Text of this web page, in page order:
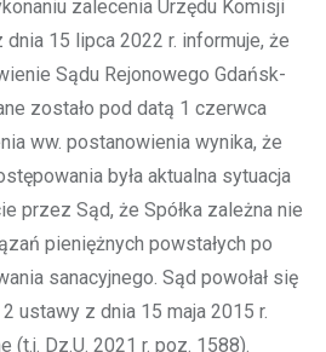
zalecenia Urzędu Komisji
15 lipca 2022 r. informuje, że
Sądu Rejonowego Gdańsk-
zostało pod datą 1 czerwca
ww. postanowienia wynika, że
była aktualna sytuacja
przez Sąd, że Spółka zależna nie
pieniężnych powstałych po
sanacyjnego. Sąd powołał się
ustawy z dnia 15 maja 2015 r.
(t.j. Dz.U. 2021 r. poz. 1588).